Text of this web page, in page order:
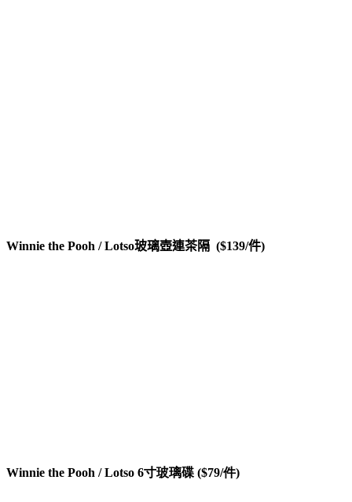
Winnie the Pooh / Lotso玻璃壺連茶隔 ($139/件)
Winnie the Pooh / Lotso 6寸玻璃碟 ($79/件)